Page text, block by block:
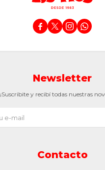
   
Contacto
Newsletter
¡Suscribite y recibí todas nuestras